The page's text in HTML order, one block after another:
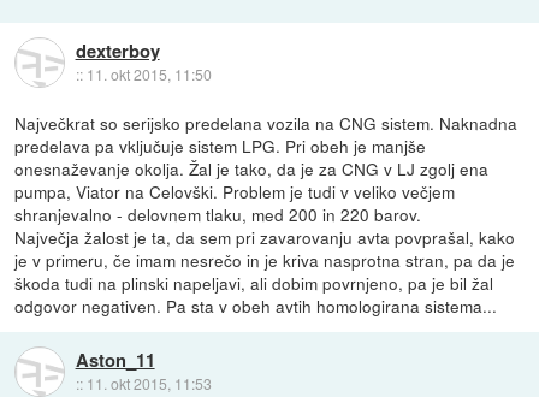
dexterboy
:: 11. okt 2015, 11:50
Največkrat so serijsko predelana vozila na CNG sistem. Naknadna
predelava pa vključuje sistem LPG. Pri obeh je manjše
onesnaževanje okolja. Žal je tako, da je za CNG v LJ zgolj ena
pumpa, Viator na Celovški. Problem je tudi v veliko večjem
shranjevalno - delovnem tlaku, med 200 in 220 barov.
Največja žalost je ta, da sem pri zavarovanju avta povprašal, kako
je v primeru, če imam nesrečo in je kriva nasprotna stran, pa da je
škoda tudi na plinski napeljavi, ali dobim povrnjeno, pa je bil žal
odgovor negativen. Pa sta v obeh avtih homologirana sistema...
Aston_11
:: 11. okt 2015, 11:53